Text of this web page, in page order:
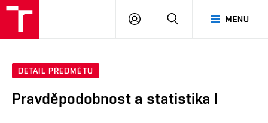
MENU
PŘIHLÁSIT
DETAIL PŘEDMĚTU
Pravděpodobnost a statistika I